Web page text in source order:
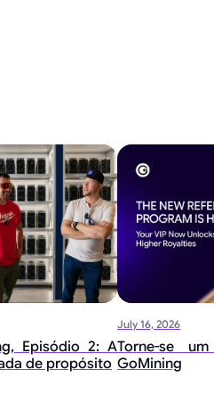
Episódio 2: A
de propósito
July 16, 2026
Torne-se
GoMining